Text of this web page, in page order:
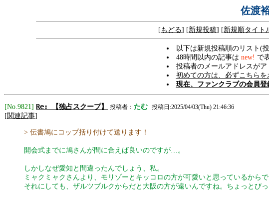
佐渡
[ もどる] [新規投稿] [新規順タイト
以下は新規投稿順のリスト(
48時間以内の記事は new! で
投稿者のメールアドレスが
初めての方は、必ずこちらを
現在、ファンクラブの会員登
[No.9821] Re: 【独占スクープ】 投稿者： たむ 投稿日:2025/04/03(Thu) 21:46:36
[関連記事]
> 伝書鳩にコップ括り付けて送ります！
開会式までに鳩さんが間に合えば良いのですが…。
しかしなぜ愛知と間違ったんでしょう、私。
ミャクミャクさんより、モリゾーとキッコロの方が可愛いと思っているからで
それにしても、ザルツブルクからだと大阪の方が遠いんですね。ちょっとびっ